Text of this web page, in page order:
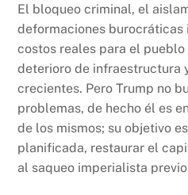
El bloqueo criminal, el
deformaciones burocráticas
costos reales para el pueblo
deterioro de infraestructura
crecientes. Pero Trump no
problemas, de hecho él es
de los mismos; su objetivo
planificada, restaurar el
al saqueo imperialista